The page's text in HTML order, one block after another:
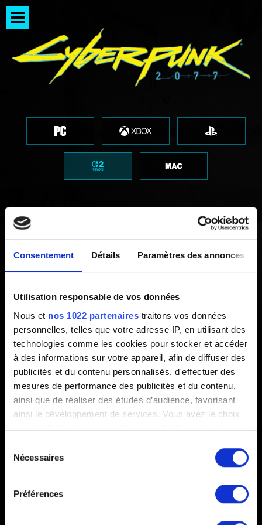
Consentement Détails Paramètres des annonces
Utilisation responsable de vos données
Nous et nos 1022 partenaires traitons vos données
personnelles, telles que votre adresse IP, en utilisant des
technologies comme les cookies pour stocker et accéder
à des informations sur votre appareil, afin de diffuser des
publicités et du contenu personnalisés, d'effectuer des
mesures de performance des publicités et du contenu,
ainsi que de réaliser des études d’audience, favorisant
ainsi le développement de services. Vous avez le choix
quant à l'utilisation de vos données et à leurs finalités.
tout moment en consultant la Déclaration relative aux
cookies ou en cliquant sur l'icône de confidentialité.
Si vous le permettez, nous aimerions également :
Nécessaires
Préférences
Combien de temps peut-on
jouer au jeu sur batterie ?
Créé il y a 1 an Mis à jour il y a 1 an
Le jeu peut tourner sur batterie pendant environ 2 heures.
Notez que différents facteurs peuvent faire varier cette
durée, comme la luminosité de l'écran.